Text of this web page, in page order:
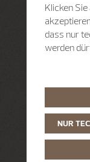
Klicken
dass nur
werden
NUR